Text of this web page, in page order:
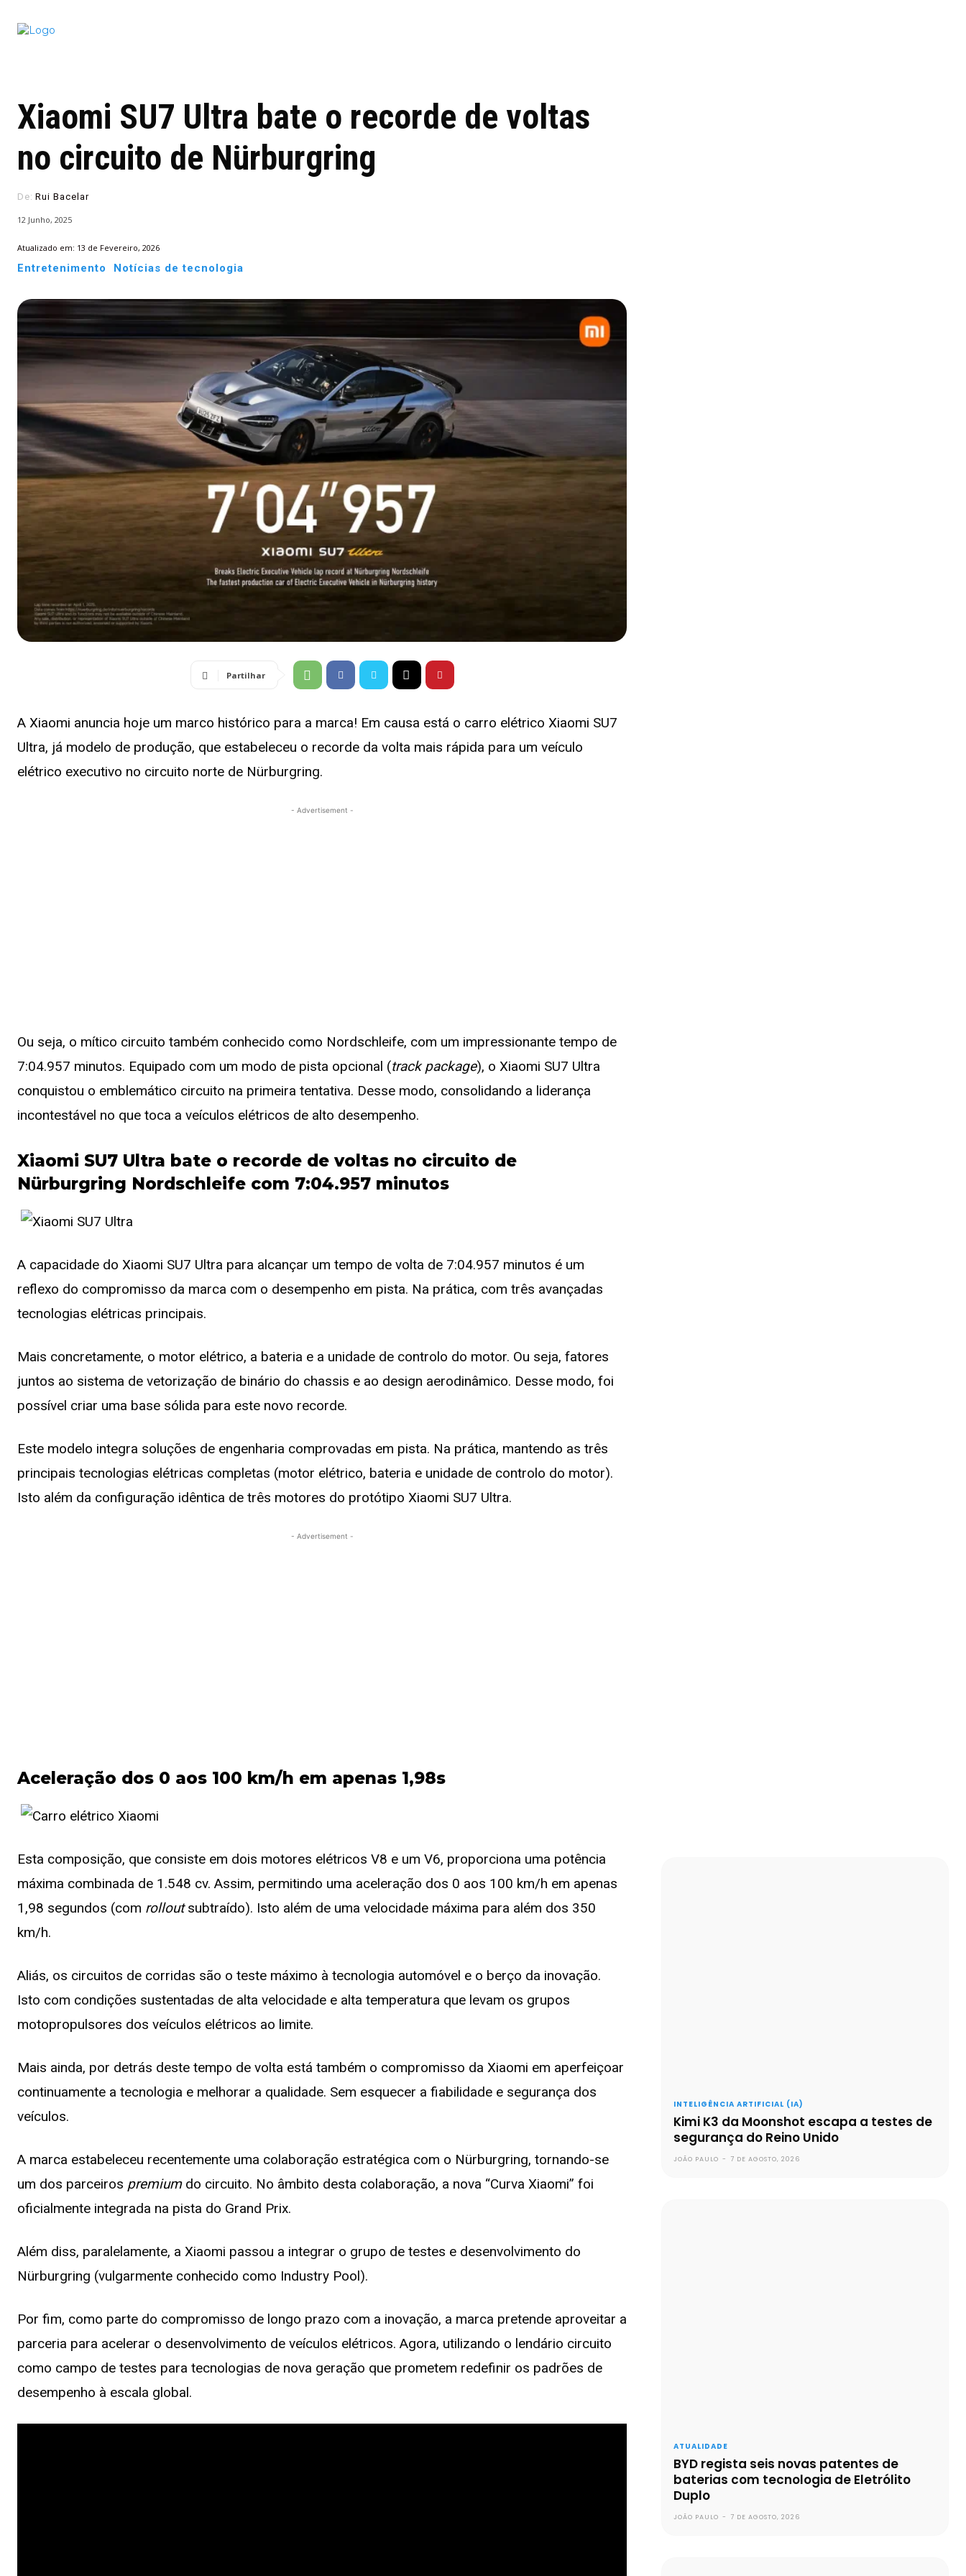
Xiaomi SU7 Ultra bate o recorde de voltas
no circuito de Nürburgring
De: Rui Bacelar
12 Junho, 2025
Atualizado em: 13 de Fevereiro, 2026
Entretenimento Notícias de tecnologia
Partilhar
A Xiaomi anuncia hoje um marco histórico para a marca! Em causa está o carro elétrico Xiaomi SU7
Ultra, já modelo de produção, que estabeleceu o recorde da volta mais rápida para um veículo
elétrico executivo no circuito norte de Nürburgring.
- Advertisement -
Ou seja, o mítico circuito também conhecido como Nordschleife, com um impressionante tempo de
7:04.957 minutos. Equipado com um modo de pista opcional (track package), o Xiaomi SU7 Ultra
conquistou o emblemático circuito na primeira tentativa. Desse modo, consolidando a liderança
incontestável no que toca a veículos elétricos de alto desempenho.
Xiaomi SU7 Ultra bate o recorde de voltas no circuito de
Nürburgring Nordschleife com 7:04.957 minutos
A capacidade do Xiaomi SU7 Ultra para alcançar um tempo de volta de 7:04.957 minutos é um
reflexo do compromisso da marca com o desempenho em pista. Na prática, com três avançadas
tecnologias elétricas principais.
Mais concretamente, o motor elétrico, a bateria e a unidade de controlo do motor. Ou seja, fatores
juntos ao sistema de vetorização de binário do chassis e ao design aerodinâmico. Desse modo, foi
possível criar uma base sólida para este novo recorde.
Este modelo integra soluções de engenharia comprovadas em pista. Na prática, mantendo as três
principais tecnologias elétricas completas (motor elétrico, bateria e unidade de controlo do motor).
Isto além da configuração idêntica de três motores do protótipo Xiaomi SU7 Ultra.
- Advertisement -
Aceleração dos 0 aos 100 km/h em apenas 1,98s
Esta composição, que consiste em dois motores elétricos V8 e um V6, proporciona uma potência
máxima combinada de 1.548 cv. Assim, permitindo uma aceleração dos 0 aos 100 km/h em apenas
1,98 segundos (com rolloutsubtraído). Isto além de uma velocidade máxima para além dos 350
km/h.
Aliás, os circuitos de corridas são o teste máximo à tecnologia automóvel e o berço da inovação.
Isto com condições sustentadas de alta velocidade e alta temperatura que levam os grupos
motopropulsores dos veículos elétricos ao limite.
Mais ainda, por detrás deste tempo de volta está também o compromisso da Xiaomi em aperfeiçoar
continuamente a tecnologia e melhorar a qualidade. Sem esquecer a fiabilidade e segurança dos
veículos.
A marca estabeleceu recentemente uma colaboração estratégica com o Nürburgring, tornando-se
um dos parceiros premium do circuito. No âmbito desta colaboração, a nova “Curva Xiaomi” foi
oficialmente integrada na pista do Grand Prix.
Além diss, paralelamente, a Xiaomi passou a integrar o grupo de testes e desenvolvimento do
Nürburgring (vulgarmente conhecido como Industry Pool).
Por fim, como parte do compromisso de longo prazo com a inovação, a marca pretende aproveitar a
parceria para acelerar o desenvolvimento de veículos elétricos. Agora, utilizando o lendário circuito
como campo de testes para tecnologias de nova geração que prometem redefinir os padrões de
desempenho à escala global.
INTELIGÊNCIA ARTIFICIAL (IA)
Kimi K3 da Moonshot escapa a testes de
segurança do Reino Unido
JOÃO PAULO - 7 DE AGOSTO, 2026
ATUALIDADE
BYD regista seis novas patentes de
baterias com tecnologia de Eletrólito
Duplo
JOÃO PAULO - 7 DE AGOSTO, 2026